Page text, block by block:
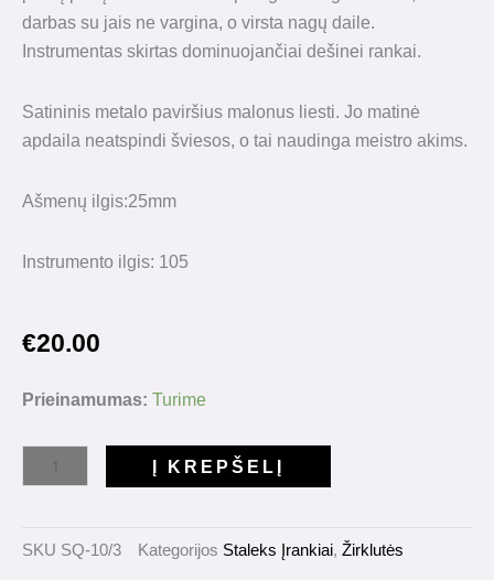
darbas su jais ne vargina, o virsta nagų daile.
Instrumentas skirtas dominuojančiai dešinei rankai.
Satininis metalo paviršius malonus liesti. Jo matinė
apdaila neatspindi šviesos, o tai naudinga meistro akims.
Ašmenų ilgis:25mm
Instrumento ilgis: 105
€20.00
Prieinamumas: Turime
produkto
"Ballerina"
Į KREPŠELĮ
SKU SQ-10/3 Kategorijos Staleks Įrankiai, Žirklutės